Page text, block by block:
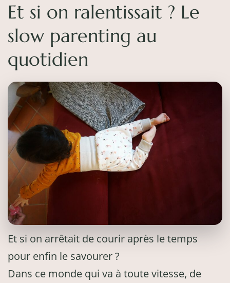
Et si on ralentissait ? Le
slow parenting au
quotidien
Et si on arrêtait de courir après le temps
pour enfin le savourer ?
Dans ce monde qui va à toute vitesse, de